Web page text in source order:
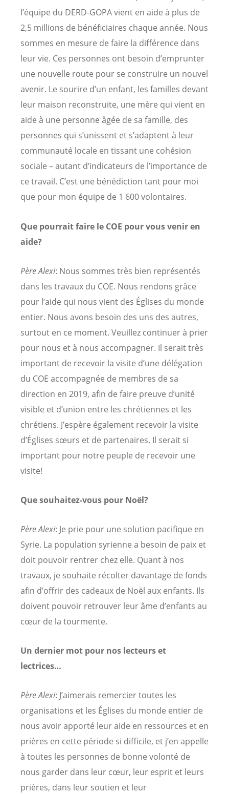
l’équipe du DERD-GOPA vient en aide à plus de
2,5 millions de bénéficiaires chaque année. Nous
sommes en mesure de faire la différence dans
leur vie. Ces personnes ont besoin d’emprunter
une nouvelle route pour se construire un nouvel
avenir. Le sourire d’un enfant, les familles devant
leur maison reconstruite, une mère qui vient en
aide à une personne âgée de sa famille, des
personnes qui s’unissent et s’adaptent à leur
communauté locale en tissant une cohésion
sociale – autant d’indicateurs de l’importance de
ce travail. C’est une bénédiction tant pour moi
que pour mon équipe de 1 600 volontaires.
Que pourrait faire le COE pour vous venir en
aide?
Père Alexi: Nous sommes très bien représentés
dans les travaux du COE. Nous rendons grâce
pour l’aide qui nous vient des Églises du monde
entier. Nous avons besoin des uns des autres,
surtout en ce moment. Veuillez continuer à prier
pour nous et à nous accompagner. Il serait très
important de recevoir la visite d’une délégation
du COE accompagnée de membres de sa
direction en 2019, afin de faire preuve d’unité
visible et d’union entre les chrétiennes et les
chrétiens. J’espère également recevoir la visite
d’Églises sœurs et de partenaires. Il serait si
important pour notre peuple de recevoir une
visite!
Que souhaitez-vous pour Noël?
Père Alexi: Je prie pour une solution pacifique en
Syrie. La population syrienne a besoin de paix et
doit pouvoir rentrer chez elle. Quant à nos
travaux, je souhaite récolter davantage de fonds
afin d’offrir des cadeaux de Noël aux enfants. Ils
doivent pouvoir retrouver leur âme d’enfants au
cœur de la tourmente.
Un dernier mot pour nos lecteurs et
lectrices…
Père Alexi: J’aimerais remercier toutes les
organisations et les Églises du monde entier de
nous avoir apporté leur aide en ressources et en
prières en cette période si difficile, et j’en appelle
à toutes les personnes de bonne volonté de
nous garder dans leur cœur, leur esprit et leurs
prières, dans leur soutien et leur